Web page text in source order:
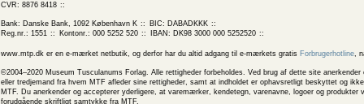
CVR: 8876 8418
Bank: Danske Bank, 1092 København K
BIC: DABADKKK
Reg.nr.: 1551
Kontonr.: 000 5252 520 IBAN: DK98 3000 000 5252520
www.mtp.dk er en e-mærket netbutik, og derfor har du altid adgang til e-mærkets gratis Forbrugerhotline,
©2004–2020 Museum Tusculanums Forlag. Alle rettigheder forbeholdes. Ved brug af dette site
eller tredjemand fra hvem MTF afleder sine rettigheder, samt at indholdet er ophavsretligt beskyttet og
MTF. Du anerkender og accepterer yderligere, at varemærker, kendetegn, varenavne, logoer og
forudgående skriftligt samtykke fra MTF.